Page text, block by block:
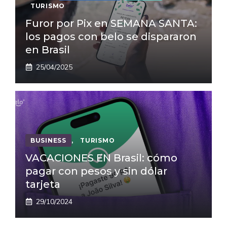
TURISMO
Furor por Pix en SEMANA SANTA:
los pagos con belo se dispararon
en Brasil
25/04/2025
BUSINESS , TURISMO
VACACIONES EN Brasil: cómo
pagar con pesos y sin dólar
tarjeta
29/10/2024